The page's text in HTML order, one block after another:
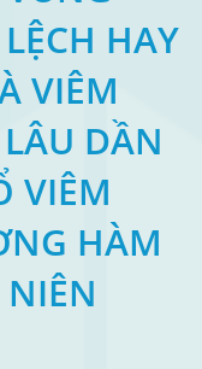
HAY
VIÊM
DẦN
VIÊM
HÀM